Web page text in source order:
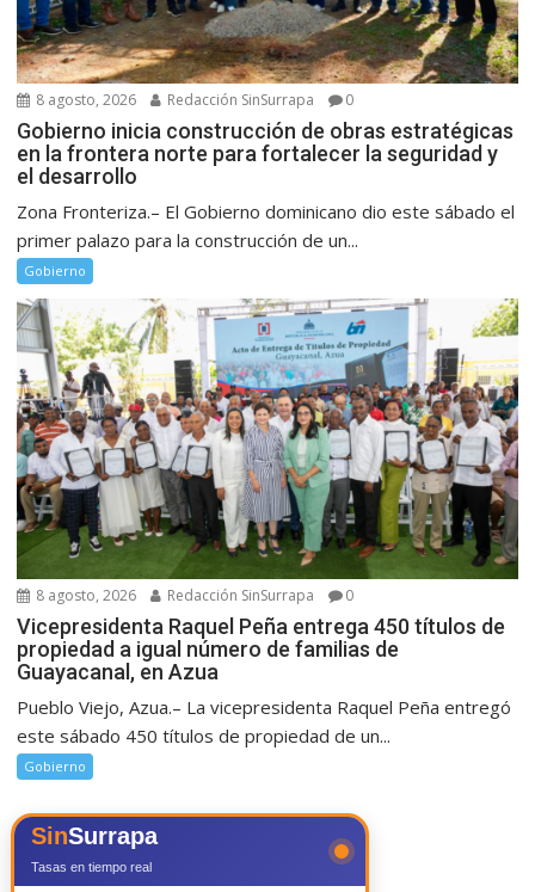
8 agosto, 2026 Redacción SinSurrapa 0
Gobierno inicia construcción de obras estratégicas
en la frontera norte para fortalecer la seguridad y
el desarrollo
Zona Fronteriza.– El Gobierno dominicano dio este sábado el
primer palazo para la construcción de un...
Gobierno
8 agosto, 2026 Redacción SinSurrapa 0
Vicepresidenta Raquel Peña entrega 450 títulos de
propiedad a igual número de familias de
Guayacanal, en Azua
Pueblo Viejo, Azua.– La vicepresidenta Raquel Peña entregó
este sábado 450 títulos de propiedad de un...
Gobierno
SinSurrapa
Tasas en tiempo real